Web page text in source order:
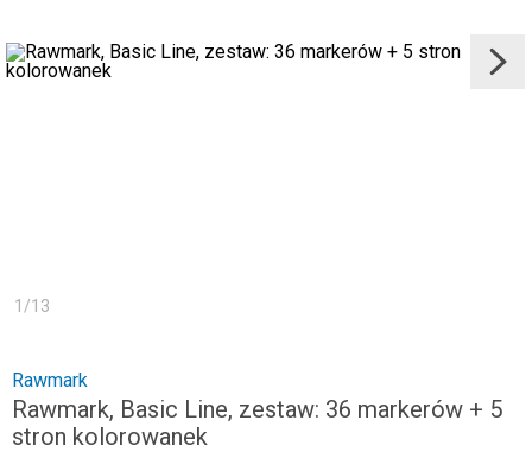
Zapisz
1 /13
Rawmark
Rawmark, Basic Line, zestaw: 36 markerów + 5
stron kolorowanek